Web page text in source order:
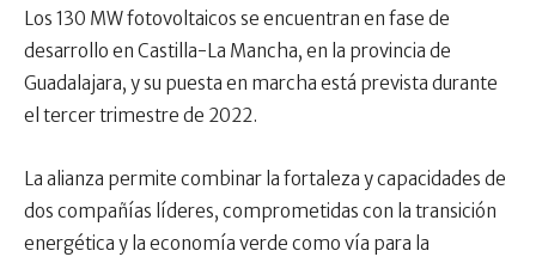
Los 130 MW fotovoltaicos se encuentran en fase de
desarrollo en Castilla-La Mancha, en la provincia de
Guadalajara, y su puesta en marcha está prevista durante
el tercer trimestre de 2022.
La alianza permite combinar la fortaleza y capacidades de
dos compañías líderes, comprometidas con la transición
energética y la economía verde como vía para la